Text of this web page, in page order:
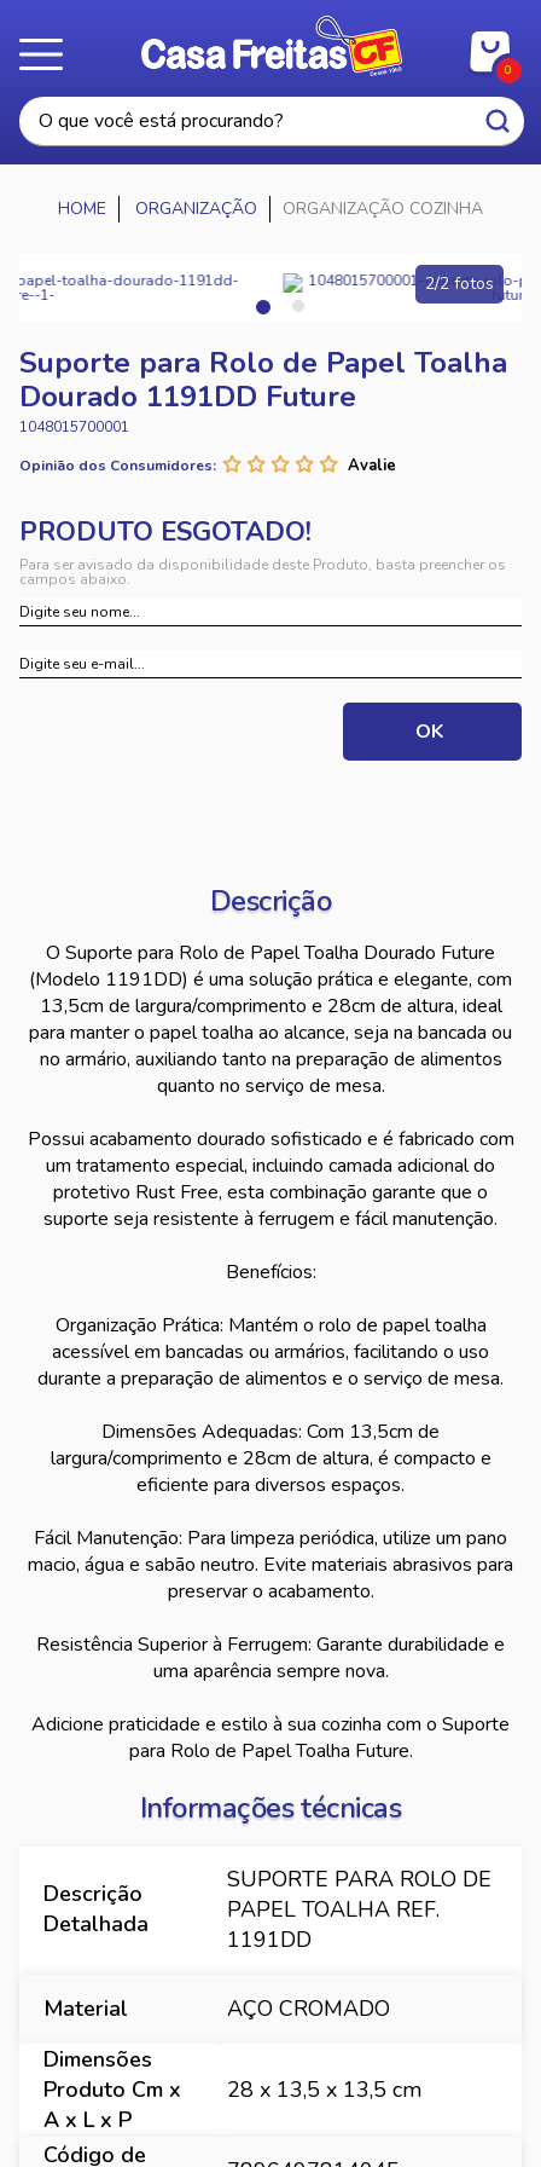
0
ORGANIZAÇÃO ORGANIZAÇÃO COZINHA
2/2 fotos
Suporte para Rolo de Papel Toalha
Dourado 1191DD Future
1048015700001
Opinião dos Consumidores:
Para ser avisado da disponibilidade deste Produto, basta preencher os
campos abaixo.
Descrição
O Suporte para Rolo de Papel Toalha Dourado Future
(Modelo 1191DD) é uma solução prática e elegante, com
13,5cm de largura/comprimento e 28cm de altura, ideal
para manter o papel toalha ao alcance, seja na bancada ou
no armário, auxiliando tanto na preparação de alimentos
quanto no serviço de mesa.
Possui acabamento dourado sofisticado e é fabricado com
um tratamento especial, incluindo camada adicional do
protetivo Rust Free, esta combinação garante que o
suporte seja resistente à ferrugem e fácil manutenção.
Benefícios:
Organização Prática: Mantém o rolo de papel toalha
acessível em bancadas ou armários, facilitando o uso
durante a preparação de alimentos e o serviço de mesa.
Dimensões Adequadas: Com 13,5cm de
largura/comprimento e 28cm de altura, é compacto e
eficiente para diversos espaços.
Fácil Manutenção: Para limpeza periódica, utilize um pano
macio, água e sabão neutro. Evite materiais abrasivos para
preservar o acabamento.
Resistência Superior à Ferrugem: Garante durabilidade e
uma aparência sempre nova.
Adicione praticidade e estilo à sua cozinha com o Suporte
para Rolo de Papel Toalha Future.
Informações técnicas
Descrição
Detalhada
SUPORTE PARA ROLO DE
PAPEL TOALHA REF.
1191DD
Material
AÇO CROMADO
Dimensões
Produto Cm x
A x L x P
28 x 13,5 x 13,5 cm
Código de